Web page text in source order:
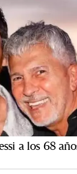
a los 68